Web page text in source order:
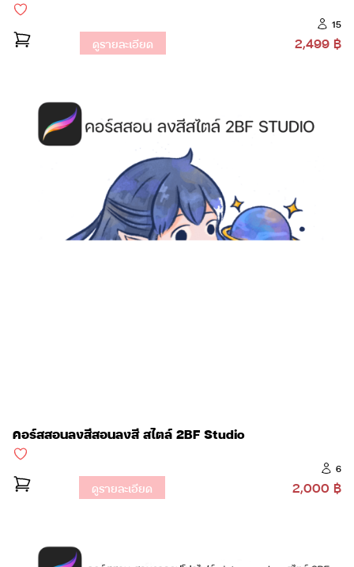
15
ดูรายละเอียด 2,499 ฿
คอร์สสอนลงสีสอนลงสี สไตล์ 2BF Studio
6
ดูรายละเอียด 2,000 ฿